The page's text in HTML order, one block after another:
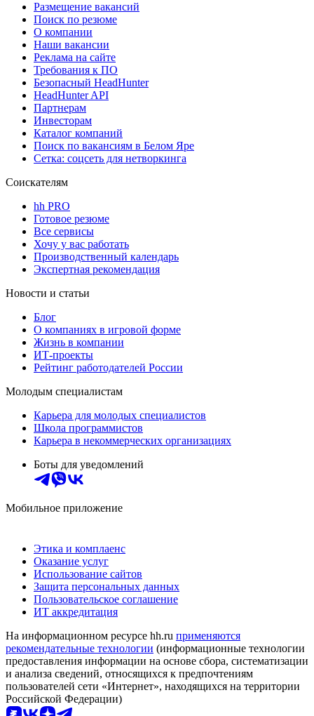
Размещение вакансий
Поиск по резюме
О компании
Наши вакансии
Реклама на сайте
Требования к ПО
Безопасный HeadHunter
HeadHunter API
Партнерам
Инвесторам
Каталог компаний
Поиск по вакансиям в Белом Яре
Сетка: соцсеть для нетворкинга
Соискателям
hh PRO
Готовое резюме
Все сервисы
Хочу у вас работать
Производственный календарь
Экспертная рекомендация
Новости и статьи
Блог
О компаниях в игровой форме
Жизнь в компании
ИТ-проекты
Рейтинг работодателей России
Молодым специалистам
Карьера для молодых специалистов
Школа программистов
Карьера в некоммерческих организациях
Боты для уведомлений
Мобильное приложение
Этика и комплаенс
Оказание услуг
Использование сайтов
Защита персональных данных
Пользовательское соглашение
ИТ аккредитация
На информационном ресурсе hh.ru применяются
рекомендательные технологии (информационные технологии
предоставления информации на основе сбора, систематизации
и анализа сведений, относящихся к предпочтениям
пользователей сети «Интернет», находящихся на территории
Российской Федерации)